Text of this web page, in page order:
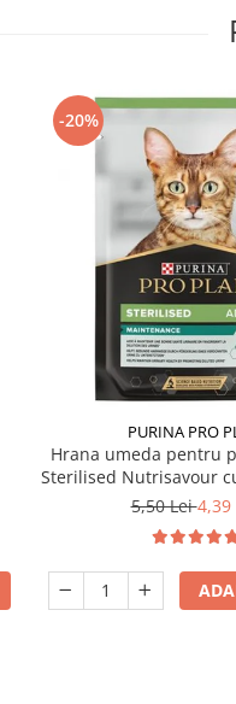
-20%
PURINA PRO
Hrana umeda pentru
Sterilised Nutrisavour
gr
5,50 Lei4,39